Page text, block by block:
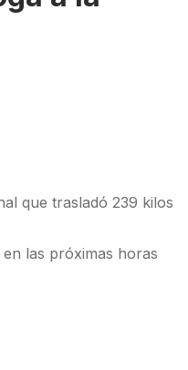
que trasladó 239 kilos
las próximas horas